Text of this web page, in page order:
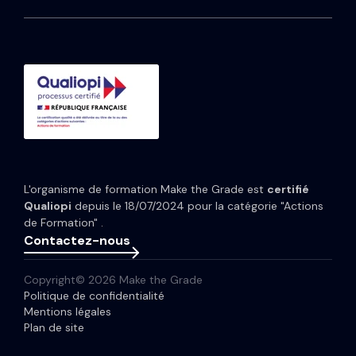
HubSpot Service Hub
HubSpot Data Hub
Tarifs HubSpot
Études de cas
Portfolio
Espace presse
Glossaire
L'organisme de formation Make the Grade est certifié
Qualiopi depuis le 18/07/2024 pour la catégorie "Actions
de Formation" .
Contactez-nous
Copyright© 2026 Make the Grade
Politique de confidentialité
Mentions légales
Plan de site